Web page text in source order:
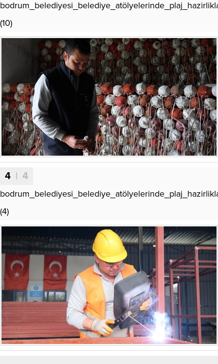
(10)
4 | 4
(4)